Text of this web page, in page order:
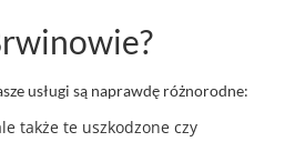
usługi są naprawdę różnorodne:
także te uszkodzone czy